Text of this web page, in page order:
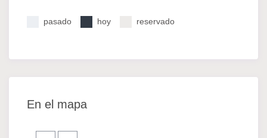
pasado hoy reservado
En el mapa